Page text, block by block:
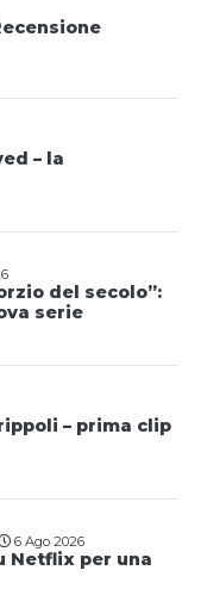
– la
del secolo”:
serie
– prima clip
6 Ago 2026
Netflix per una